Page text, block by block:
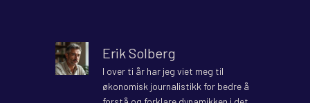
Erik Solberg
I over ti år har jeg viet meg til
økonomisk journalistikk for bedre å